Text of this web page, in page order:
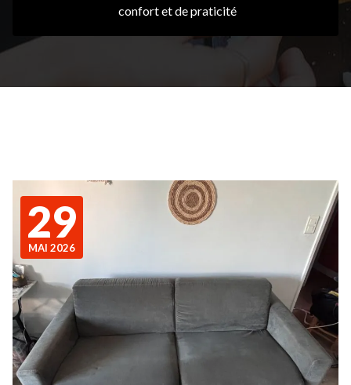
confort et de praticité
29
MAI 2026